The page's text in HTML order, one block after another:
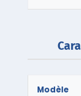
Modèle